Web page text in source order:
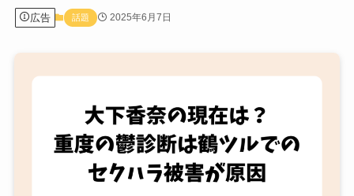
広告 話題 2025年6月7日